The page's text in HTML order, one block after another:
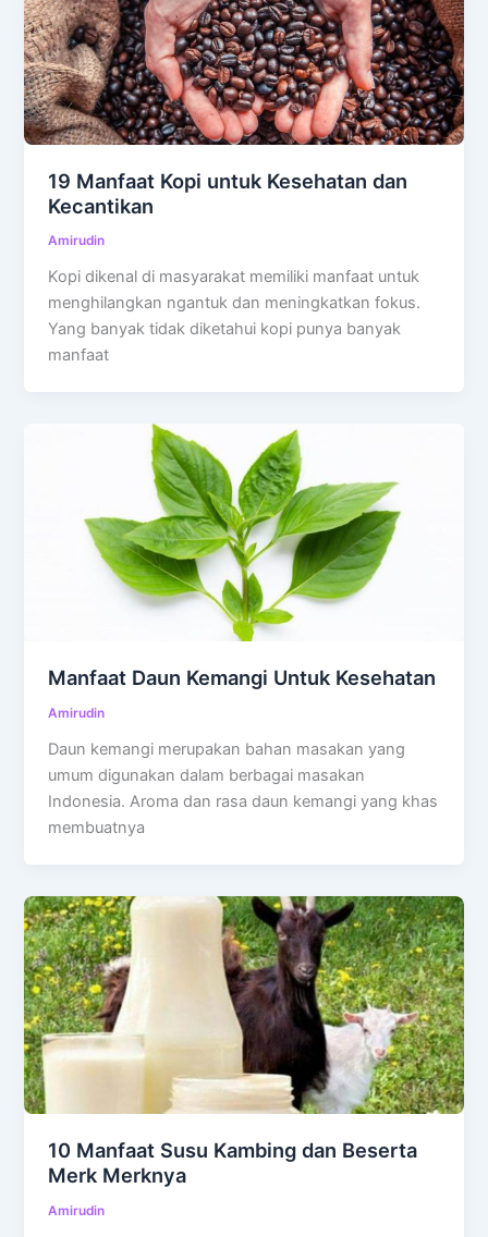
19 Manfaat Kopi untuk Kesehatan dan
Kecantikan
Amirudin
Kopi dikenal di masyarakat memiliki manfaat untuk
menghilangkan ngantuk dan meningkatkan fokus.
Yang banyak tidak diketahui kopi punya banyak
manfaat
Manfaat Daun Kemangi Untuk Kesehatan
Amirudin
Daun kemangi merupakan bahan masakan yang
umum digunakan dalam berbagai masakan
Indonesia. Aroma dan rasa daun kemangi yang khas
membuatnya
10 Manfaat Susu Kambing dan Beserta
Merk Merknya
Amirudin